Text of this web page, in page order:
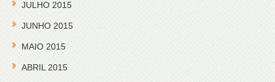
JULHO 2015
JUNHO 2015
MAIO 2015
ABRIL 2015